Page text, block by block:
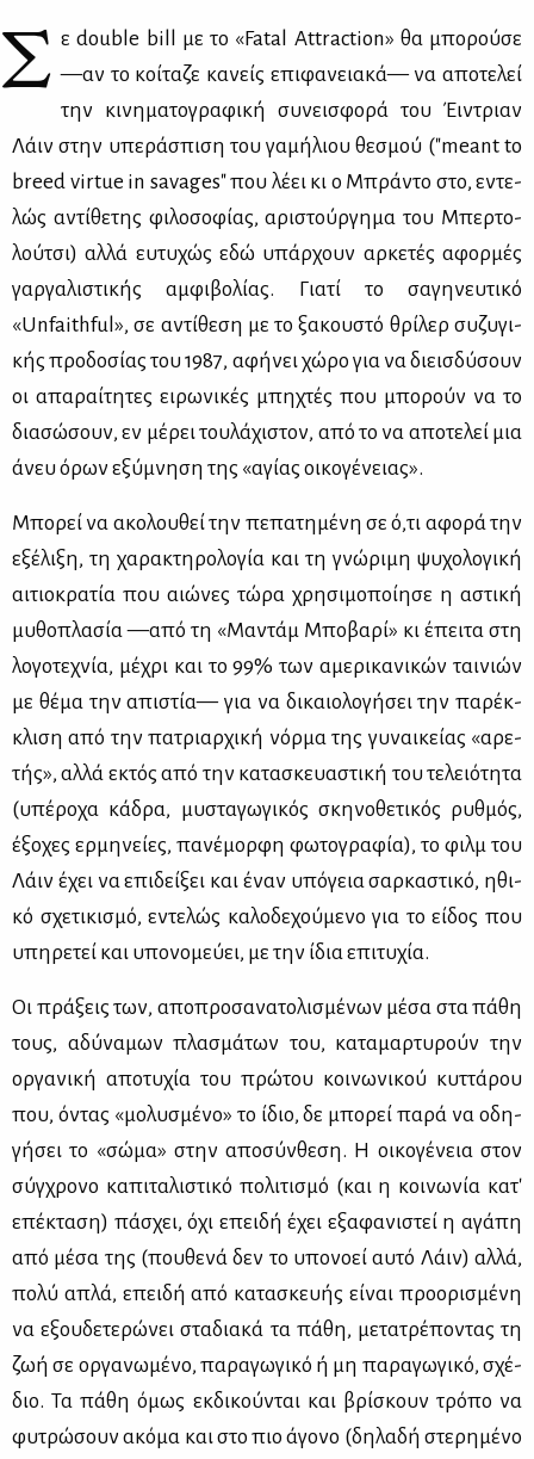
Σ ε double bill με το «Fatal Attraction» θα μπο­ρού­σε
—αν το κοί­τα­ζε κα­νείς επι­φα­νεια­κά— να απο­τε­λεί
την κι­νη­μα­το­γρα­φι­κή συ­νει­σφο­ρά του Έι­ντριαν
Λάιν στην υπε­ρά­σπι­ση του γα­μή­λιου θε­σμού ("meant to
breed virtue in savages" που λέ­ει κι ο Μπρά­ντο στο, εντε­
λώς αντί­θε­της φι­λο­σο­φί­ας, αρι­στούρ­γη­μα του Μπερ­το­
λού­τσι) αλ­λά ευ­τυ­χώς εδώ υπάρ­χουν αρ­κε­τές αφορ­μές
γαρ­γα­λι­στι­κής αμ­φι­βο­λί­ας. Για­τί το σα­γη­νευ­τι­κό
«Unfaithful», σε αντί­θε­ση με το ξα­κου­στό θρί­λερ συ­ζυ­γι­
κής προ­δο­σί­ας του 1987, αφή­νει χώ­ρο για να διεισ­δύ­σουν
οι απα­ραί­τη­τες ει­ρω­νι­κές μπη­χτές που μπο­ρούν να το
δια­σώ­σουν, εν μέ­ρει του­λά­χι­στον, από το να απο­τε­λεί μια
άνευ όρων εξύ­μνη­ση της «αγί­ας οι­κο­γέ­νειας».
Μπο­ρεί να ακο­λου­θεί την πε­πα­τη­μέ­νη σε ό,τι αφο­ρά την
εξέ­λι­ξη, τη χα­ρα­κτη­ρο­λο­γία και τη γνώ­ρι­μη ψυ­χο­λο­γι­κή
αι­τιο­κρα­τία που αιώ­νες τώ­ρα χρη­σι­μο­ποί­η­σε η αστι­κή
μυ­θο­πλα­σία —από τη «Μα­ντάμ Μπο­βα­ρί» κι έπει­τα στη
λο­γο­τε­χνία, μέ­χρι και το 99% των αμε­ρι­κα­νι­κών ται­νιών
με θέ­μα την απι­στία— για να δι­καιο­λο­γή­σει την πα­ρέκ­
κλι­ση από την πα­τριαρ­χι­κή νόρ­μα της γυ­ναι­κεί­ας «αρε­
τής», αλ­λά εκτός από την κα­τα­σκευα­στι­κή του τε­λειό­τη­τα
(υπέ­ρο­χα κά­δρα, μυ­στα­γω­γι­κός σκη­νο­θε­τι­κός ρυθ­μός,
έξο­χες ερ­μη­νεί­ες, πα­νέ­μορ­φη φω­το­γρα­φία), το φιλμ του
Λάιν έχει να επι­δεί­ξει και έναν υπό­γεια σαρ­κα­στι­κό, ηθι­
κό σχε­τι­κι­σμό, εντε­λώς κα­λο­δε­χού­με­νο για το εί­δος που
υπη­ρε­τεί και υπο­νο­μεύ­ει, με την ίδια επι­τυ­χία.
Οι πρά­ξεις των, απο­προ­σα­να­το­λι­σμέ­νων μέ­σα στα πά­θη
τους, αδύ­να­μων πλα­σμά­των του, κα­τα­μαρ­τυ­ρούν την
ορ­γα­νι­κή απο­τυ­χία του πρώ­του κοι­νω­νι­κού κυτ­τά­ρου
που, όντας «μο­λυ­σμέ­νο» το ίδιο, δε μπο­ρεί πα­ρά να οδη­
γή­σει το «σώ­μα» στην απο­σύν­θε­ση. Η οι­κο­γέ­νεια στον
σύγ­χρο­νο κα­πι­τα­λι­στι­κό πο­λι­τι­σμό (και η κοι­νω­νία κα­τ'
επέ­κτα­ση) πά­σχει, όχι επει­δή έχει εξα­φα­νι­στεί η αγά­πη
από μέ­σα της (που­θε­νά δεν το υπο­νο­εί αυ­τό Λάιν) αλ­λά,
πο­λύ απλά, επει­δή από κα­τα­σκευ­ής εί­ναι προ­ο­ρι­σμέ­νη
να εξου­δε­τε­ρώ­νει στα­δια­κά τα πά­θη, με­τα­τρέ­πο­ντας τη
ζωή σε ορ­γα­νω­μέ­νο, πα­ρα­γω­γι­κό ή μη πα­ρα­γω­γι­κό, σχέ­
διο. Τα πά­θη όμως εκ­δι­κού­νται και βρί­σκουν τρό­πο να
φυ­τρώ­σουν ακό­μα και στο πιο άγο­νο (δη­λα­δή στε­ρη­μέ­νο